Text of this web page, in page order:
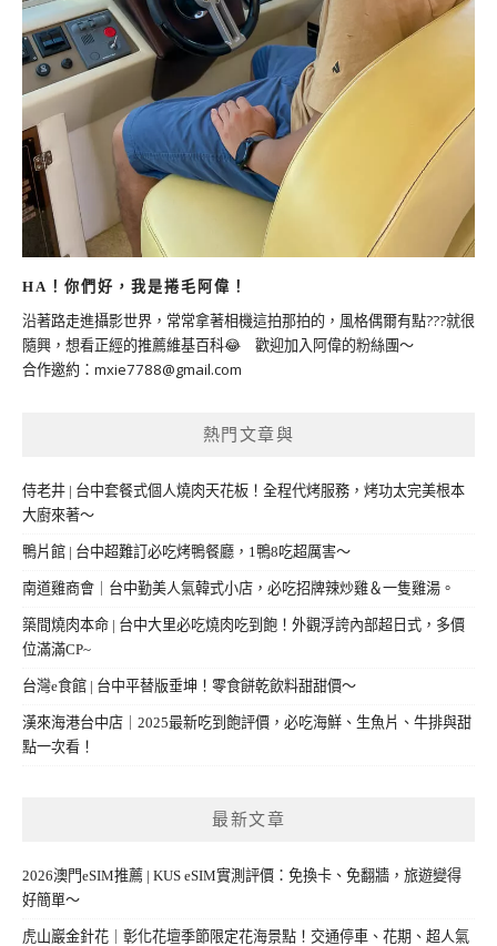
HA！你們好，我是捲毛阿偉！
沿著路走進攝影世界，常常拿著相機這拍那拍的，風格偶爾有點???就很
隨興，想看正經的推薦維基百科😂 歡迎加入阿偉的粉絲團～
合作邀約： mxie7788@gmail.com
熱門文章與
侍老井 | 台中套餐式個人燒肉天花板！全程代烤服務，烤功太完美根本
大廚來著～
鴨片館 | 台中超難訂必吃烤鴨餐廳，1鴨8吃超厲害～
南道雞商會｜台中勤美人氣韓式小店，必吃招牌辣炒雞＆一隻雞湯。
築間燒肉本命 | 台中大里必吃燒肉吃到飽！外觀浮誇內部超日式，多價
位滿滿CP~
台灣e食館 | 台中平替版垂坤！零食餅乾飲料甜甜價～
漢來海港台中店｜2025最新吃到飽評價，必吃海鮮、生魚片、牛排與甜
點一次看！
最新文章
2026澳門eSIM推薦 | KUS eSIM實測評價：免換卡、免翻牆，旅遊變得
好簡單～
虎山巖金針花｜彰化花壇季節限定花海景點！交通停車、花期、超人氣